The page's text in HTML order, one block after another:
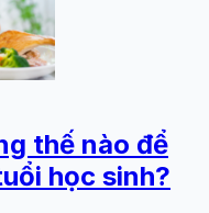
thế nào để
học sinh?